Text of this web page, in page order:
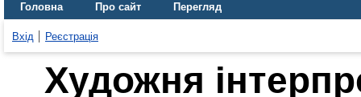
Головна Про сайт Перегляд
Вхід Реєстрація
Художня